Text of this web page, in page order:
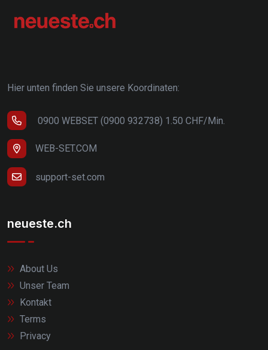
Hier unten finden Sie unsere Koordinaten:
0900 WEBSET (0900 932738) 1.50 CHF/Min.
WEB-SET.COM
support-set.com
neueste.ch
About Us
Unser Team
Kontakt
Terms
Privacy